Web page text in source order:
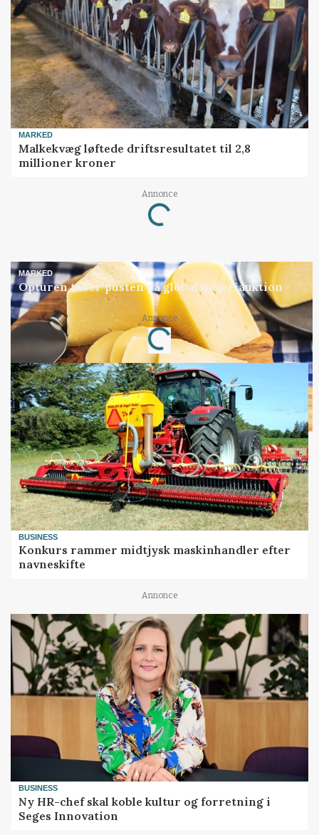
MARKED
Malkekvæg løftede driftsresultatet til 2,8
millioner kroner
Annonce
Loading...
MARKED
Opturen taber pusten på global mejeriauktion
Annonce
Loading...
BUSINESS
Konkurs rammer midtjysk maskinhandler efter
navneskifte
Annonce
BUSINESS
Ny HR-chef skal koble kultur og forretning i
Seges Innovation